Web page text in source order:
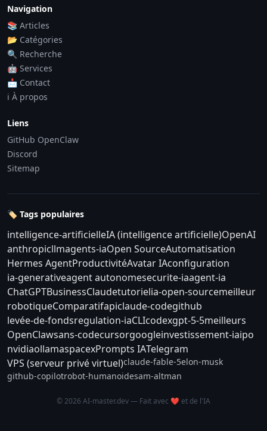
Navigation
📚 Articles
📂 Catégories
🔍 Recherche
🤖 Services
📩 Contact
ℹ️ À propos
Liens
GitHub OpenClaw
Discord
Sitemap
🏷️ Tags populaires
intelligence-artificielleIA (intelligence artificielle)OpenAI
anthropicllmagents-iaOpen SourceAutomatisation
Hermes AgentProductivitéAvatar IAconfiguration
ia-generativeagent autonomesecurite-iaagent-ia
ChatGPTBusinessClaudetutorielia-open-sourcemeilleur
robotiqueComparatifapiclaude-codegithub
levée-de-fondsregulation-iaCLIcodexgpt-5-5meilleurs
OpenClawsans-codecursorgoogleinvestissement-iaipo
nvidiaollamaspacexPrompts IATelegram
VPS (serveur privé virtuel)claude-fable-5elon-musk
github-copilotrobot-humanoidesam-altman
© 2026 AI-master.dev — Fait avec ❤️ et de l'IA